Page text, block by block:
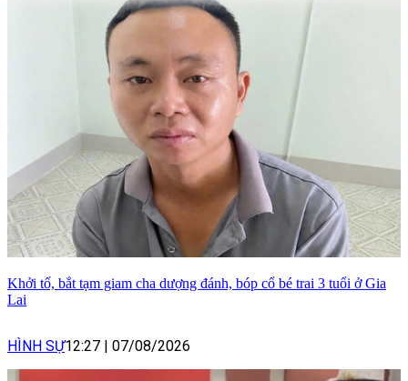
Khởi tố, bắt tạm giam cha dượng đánh, bóp cổ bé trai 3 tuổi ở Gia
Lai
HÌNH SỰ12:27 07/08/2026